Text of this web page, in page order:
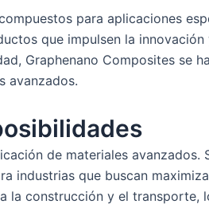
para aplicaciones
que impulsen la
Graphenano Composites se
avanzados.
de materiales avanzados.
industrias que buscan
la construcción y el transporte,